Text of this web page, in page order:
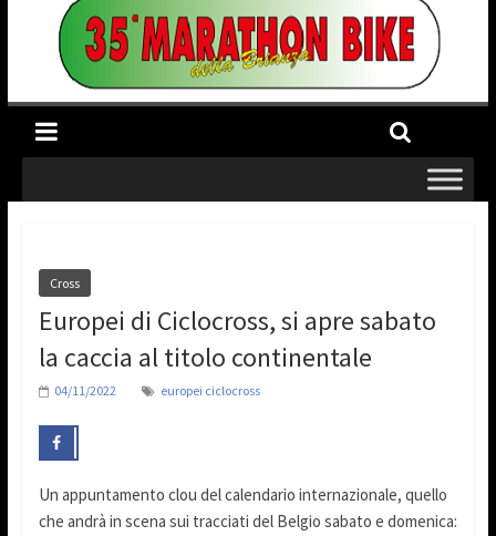
Cross
Europei di Ciclocross, si apre sabato
la caccia al titolo continentale
04/11/2022 europei ciclocross
Un appuntamento clou del calendario internazionale, quello
che andrà in scena sui tracciati del Belgio sabato e domenica: